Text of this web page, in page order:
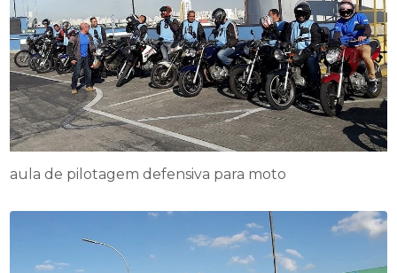
aula de pilotagem defensiva para moto